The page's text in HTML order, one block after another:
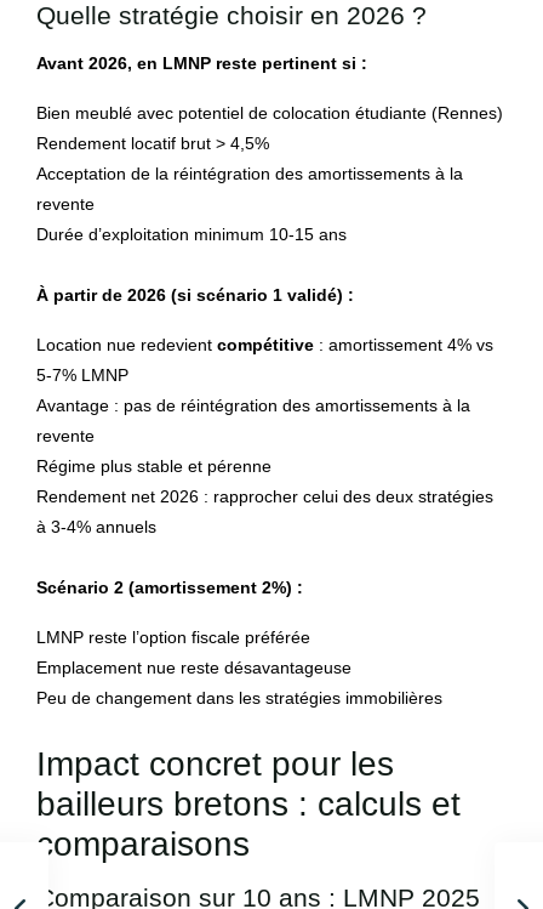
Quelle stratégie choisir en 2026 ?
Avant 2026, en LMNP reste pertinent si :
Bien meublé avec potentiel de colocation étudiante (Rennes)
Rendement locatif brut > 4,5%
Acceptation de la réintégration des amortissements à la
revente
Durée d’exploitation minimum 10-15 ans
À partir de 2026 (si scénario 1 validé) :
Location nue redevient compétitive : amortissement 4% vs
5-7% LMNP
Avantage : pas de réintégration des amortissements à la
revente
Régime plus stable et pérenne
Rendement net 2026 : rapprocher celui des deux stratégies
à 3-4% annuels
Scénario 2 (amortissement 2%) :
LMNP reste l’option fiscale préférée
Emplacement nue reste désavantageuse
Peu de changement dans les stratégies immobilières
Impact concret pour les
bailleurs bretons : calculs et
comparaisons
Comparaison sur 10 ans : LMNP 2025